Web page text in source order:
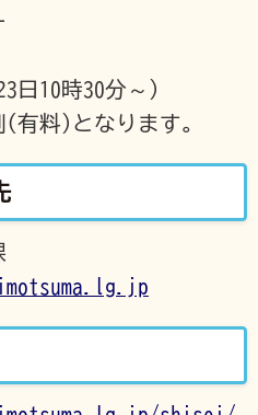
日10時30分～）
料)となります。